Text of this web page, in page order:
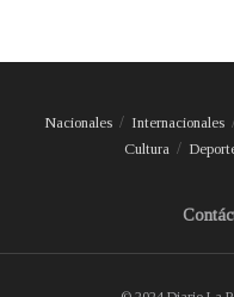
Nacionales Internacionales
Cultura